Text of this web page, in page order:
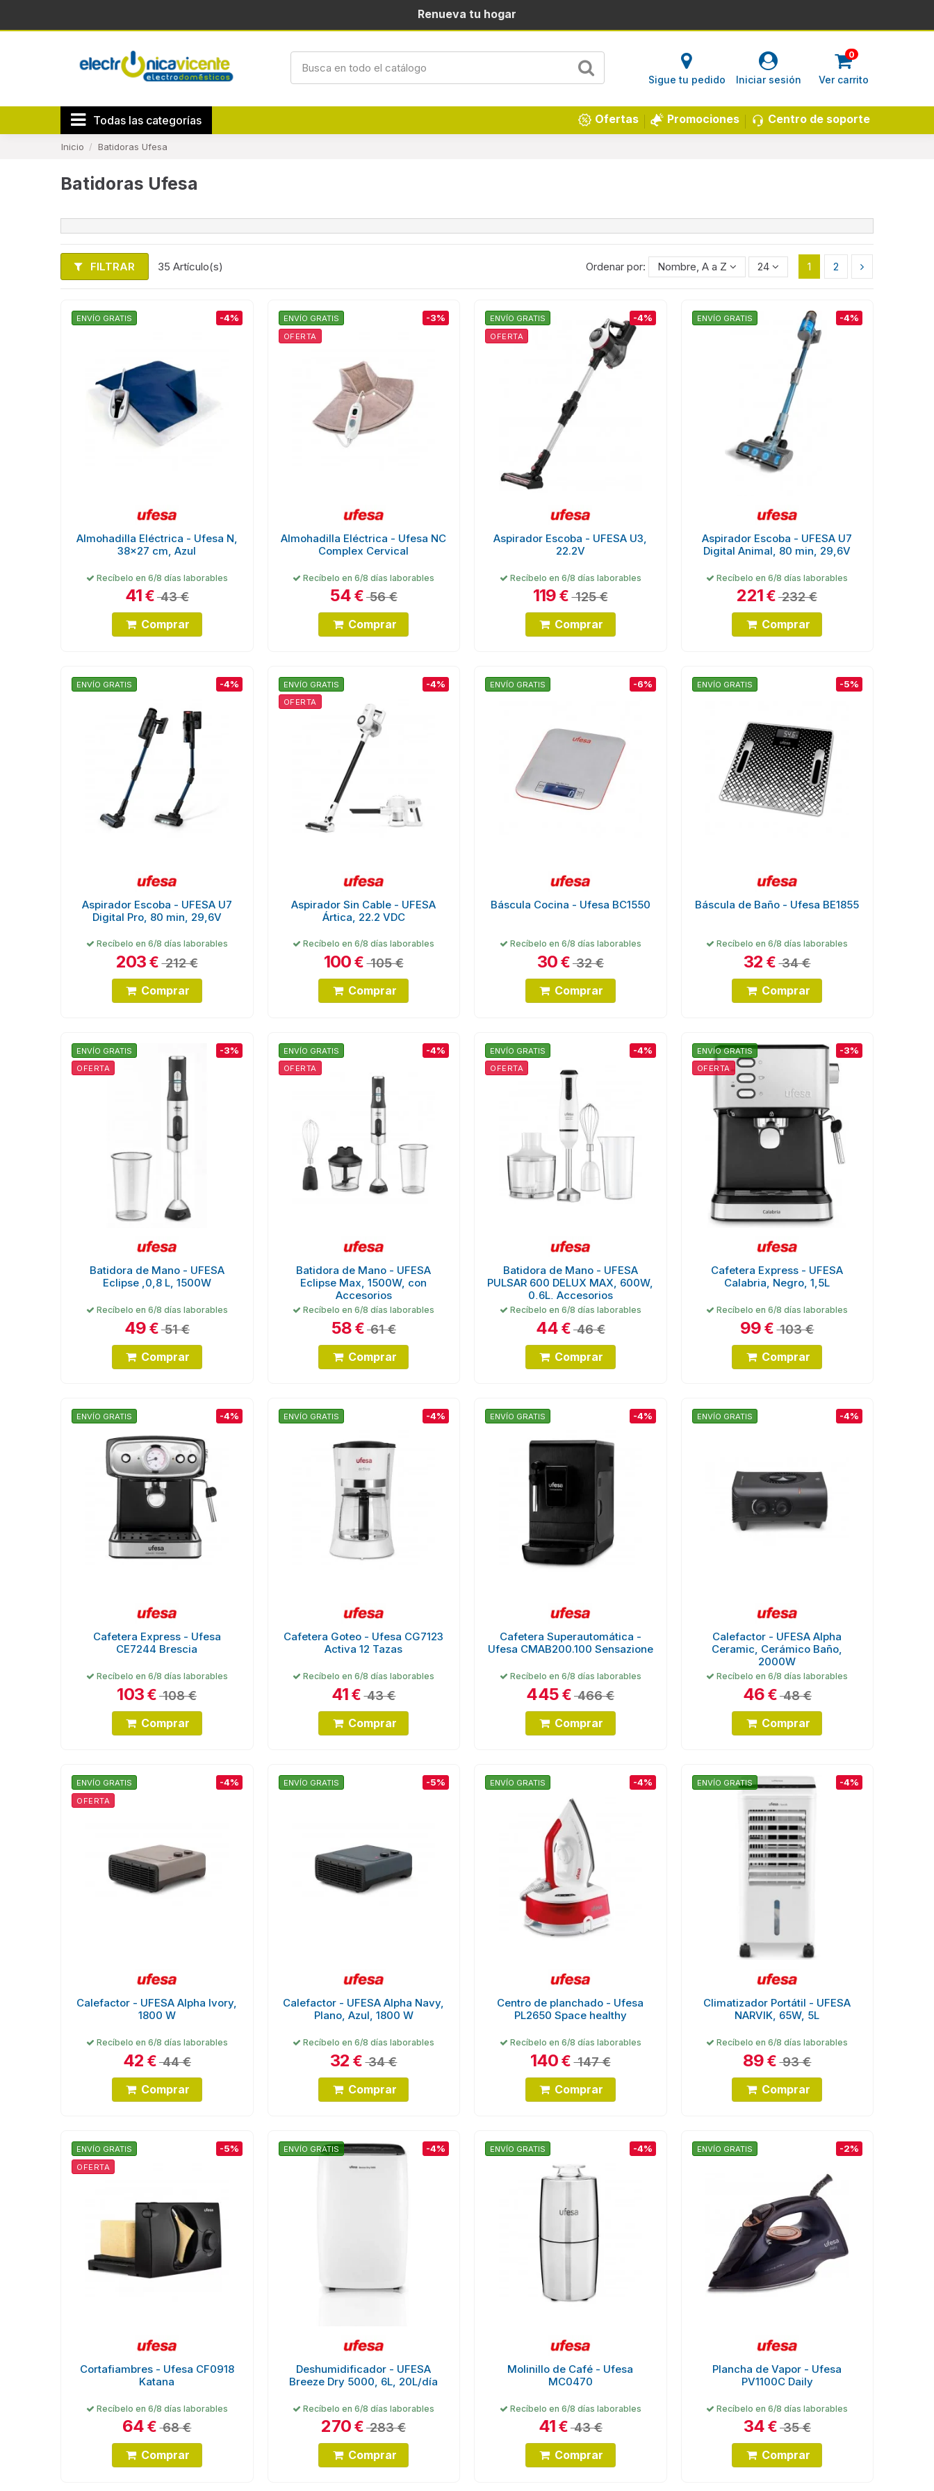
Renueva tu hogar
Sigue tu pedido Iniciar sesión
0
Ver carrito
Todas las categorías Centro de soporte
Promociones
Ofertas
Inicio Batidoras Ufesa
Batidoras Ufesa
FILTRAR 35 Artículo(s) Ordenar por: Nombre, A a Z 24 1 2
ENVÍO GRATIS -4%
Almohadilla Eléctrica - Ufesa N,
38x27 cm, Azul
Recíbelo en 6/8 días laborables
41 €43 €
Comprar
ENVÍO GRATIS
OFERTA
-3%
Almohadilla Eléctrica - Ufesa NC
Complex Cervical
Recíbelo en 6/8 días laborables
54€56 €
Comprar
ENVÍO GRATIS
OFERTA
-4%
Aspirador Escoba - UFESA U3,
22.2V
Recíbelo en 6/8 días laborables
119 € 125 €
Comprar
ENVÍO GRATIS -4%
Aspirador Escoba - UFESA U7
Digital Animal, 80 min, 29,6V
Recíbelo en 6/8 días laborables
221 €232 €
Comprar
ENVÍO GRATIS -4%
Aspirador Escoba - UFESA U7
Digital Pro, 80 min, 29,6V
Recíbelo en 6/8 días laborables
203 € 212 €
Comprar
ENVÍO GRATIS
OFERTA
-4%
Aspirador Sin Cable - UFESA
Ártica, 22.2 VDC
Recíbelo en 6/8 días laborables
100 € 105 €
Comprar
ENVÍO GRATIS -6%
Báscula Cocina - Ufesa BC1550
Recíbelo en 6/8 días laborables
30€32 €
Comprar
ENVÍO GRATIS -5%
Báscula de Baño - Ufesa BE1855
Recíbelo en 6/8 días laborables
32 € 34 €
Comprar
ENVÍO GRATIS
OFERTA
-3%
Batidora de Mano - UFESA
Eclipse ,0,8 L, 1500W
Recíbelo en 6/8 días laborables
49€51 €
Comprar
ENVÍO GRATIS
OFERTA
-4%
Batidora de Mano - UFESA
Eclipse Max, 1500W, con
Accesorios
Recíbelo en 6/8 días laborables
58€61 €
Comprar
ENVÍO GRATIS
OFERTA
-4%
Batidora de Mano - UFESA
PULSAR 600 DELUX MAX, 600W,
0,6L, Accesorios
Recíbelo en 6/8 días laborables
44€46 €
Comprar
ENVÍO GRATIS
OFERTA
-3%
Cafetera Express - UFESA
Calabria, Negro, 1,5L
Recíbelo en 6/8 días laborables
99 € 103 €
Comprar
ENVÍO GRATIS -4%
Cafetera Express - Ufesa
CE7244 Brescia
Recíbelo en 6/8 días laborables
103€108 €
Comprar
ENVÍO GRATIS -4%
Cafetera Goteo - Ufesa CG7123
Activa 12 Tazas
Recíbelo en 6/8 días laborables
41 € 43 €
Comprar
ENVÍO GRATIS -4%
Cafetera Superautomática -
Ufesa CMAB200.100 Sensazione
Recíbelo en 6/8 días laborables
445€466 €
Comprar
ENVÍO GRATIS -4%
Calefactor - UFESA Alpha
Ceramic, Cerámico Baño,
2000W
Recíbelo en 6/8 días laborables
46€48 €
Comprar
ENVÍO GRATIS
OFERTA
-4%
Calefactor - UFESA Alpha Ivory,
1800 W
Recíbelo en 6/8 días laborables
42 €44 €
Comprar
ENVÍO GRATIS -5%
Calefactor - UFESA Alpha Navy,
Plano, Azul, 1800 W
Recíbelo en 6/8 días laborables
32 € 34 €
Comprar
ENVÍO GRATIS -4%
Centro de planchado - Ufesa
PL2650 Space healthy
Recíbelo en 6/8 días laborables
140 € 147 €
Comprar
ENVÍO GRATIS -4%
Climatizador Portátil - UFESA
NARVIK, 65W, 5L
Recíbelo en 6/8 días laborables
89 € 93 €
Comprar
ENVÍO GRATIS
OFERTA
-5%
Cortafiambres - Ufesa CF0918
Katana
Recíbelo en 6/8 días laborables
64 € 68 €
Comprar
ENVÍO GRATIS -4%
Deshumidificador - UFESA
Breeze Dry 5000, 6L, 20L/día
Recíbelo en 6/8 días laborables
270€283 €
Comprar
ENVÍO GRATIS -4%
Molinillo de Café - Ufesa
MC0470
Recíbelo en 6/8 días laborables
41 €43 €
Comprar
ENVÍO GRATIS -2%
Plancha de Vapor - Ufesa
PV1100C Daily
Recíbelo en 6/8 días laborables
34€35 €
Comprar